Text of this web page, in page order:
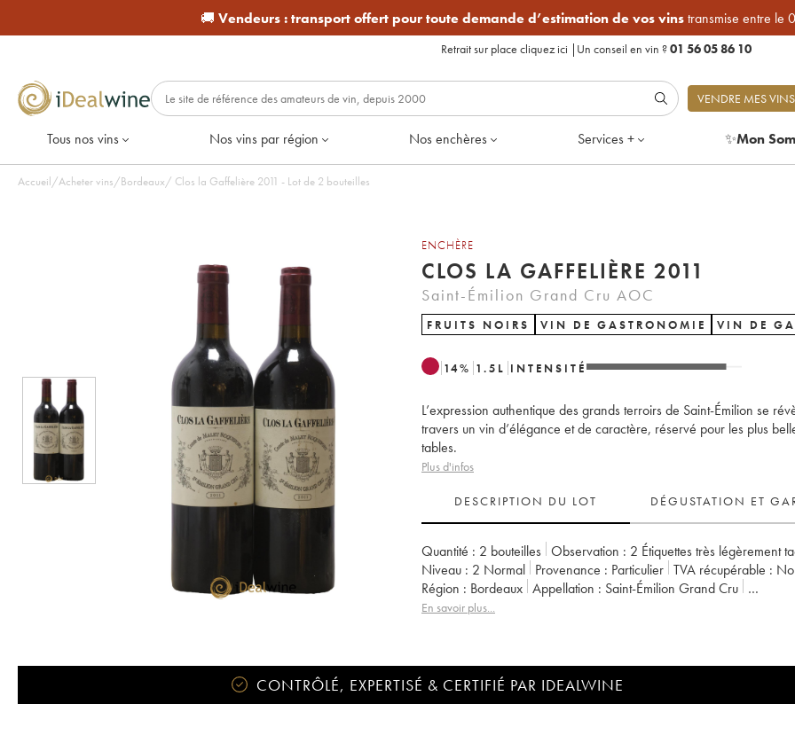
🚚 Vendeurs :transport offert pour toute demande d’estimation de vos vinstransmise entre le
Retrait sur place cliquez ici | Un conseil en vin ?01 56 05 86 10
VENDRE MES VINS
Tous nos vins Nos vins par région Nos enchères Services + ✨Mon
Accueil/Acheter vins/Bordeaux/ Clos la Gaffelière 2011 - Lot de 2 bouteilles
ENCHÈRE
CLOS LA GAFFELIÈRE 2011
Saint-Émilion Grand Cru AOC
FRUITS NOIRS VIN DE GASTRONOMIE VIN DE
14% 1.5 L INTENSITÉ
L’expression authentique des grands terroirs de Saint-Émilion se
travers un vin d’élégance et de caractère, réservé pour les plus
tables.
Plus d'infos
DESCRIPTION DU LOT DÉGUSTATION ET
Quantité : 2 bouteilles Observation : 2 Étiquettes très légèrement
Niveau : 2 Normal Provenance : particulier TVA récupérable :
Région :
Bordeaux Appellation :
Saint-Émilion Grand Cru
Propriétaire :
En savoir plus...
CONTRÔLÉ, EXPERTISÉ & CERTIFIÉ PAR IDEALWINE